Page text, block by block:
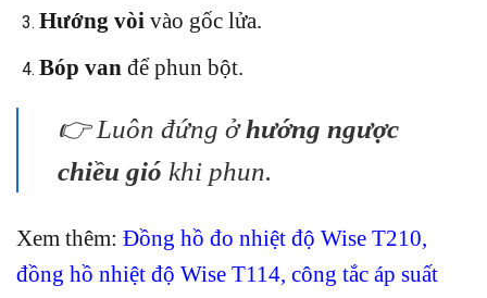
Hướng vòi vào gốc lửa.
Bóp van để phun bột.
👉 Luôn đứng ởhướng ngược
chiều gió khi phun.
Xem thêm: Đồng hồ đo nhiệt độ Wise T210,
đồng hồ nhiệt độ Wise T114, công tắc áp suất